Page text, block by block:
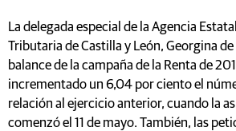
La delegada especial de la Agencia
Tributaria de Castilla y León, Georgina
balance de la campaña de la Renta de
incrementado un 6,04 por ciento el
relación al ejercicio anterior, cuando la
comenzó el 11 de mayo. También, las